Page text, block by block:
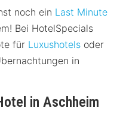
noch ein Last Minute
Bei HotelSpecials
für Luxushotels oder
in
in Aschheim